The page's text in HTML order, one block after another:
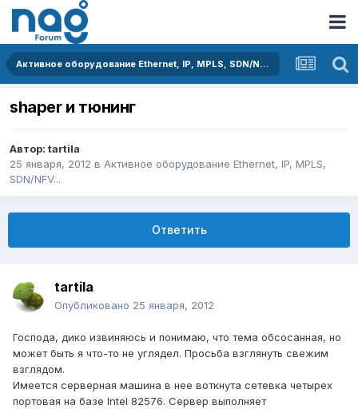
Активное оборудование Ethernet, IP, MPLS, SDN/NFV...
shaper и тюнинг
Автор: tartila
25 января, 2012 в Активное оборудование Ethernet, IP, MPLS,
SDN/NFV...
Ответить
tartila
Опубликовано 25 января, 2012
Господа, дико извиняюсь и понимаю, что тема обсосанная, но
может быть я что-то не углядел. Просьба взглянуть свежим
взглядом.
Имеется серверная машина в нее воткнута сетевка четырех
портовая на базе Intel 82576. Сервер выполняет